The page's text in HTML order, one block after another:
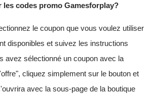
les codes promo Gamesforplay?
le coupon que vous voulez utiliser
disponibles et suivez les instructions
avez sélectionné un coupon avec la
cliquez simplement sur le bouton et
avec la sous-page de la boutique